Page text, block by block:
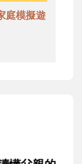
庭模擬遊